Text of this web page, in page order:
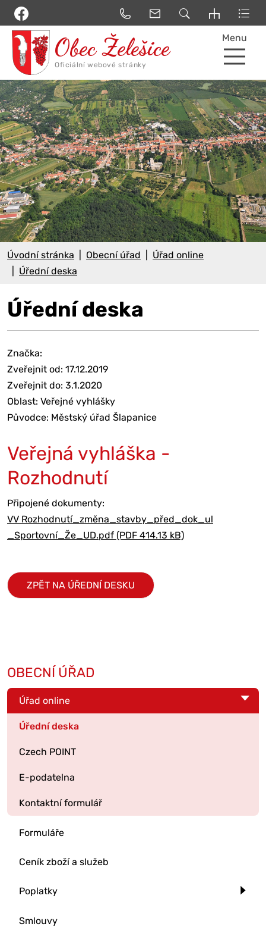
Menu
Úvodní stránka Obecní úřad
Úřad online
Úřední deska
Úřední deska
Značka:
Zveřejnit od: 17.12.2019
Zveřejnit do: 3.1.2020
Oblast: Veřejné vyhlášky
Původce: Městský úřad Šlapanice
Veřejná vyhláška -
Rozhodnutí
Připojené dokumenty:
VV Rozhodnutí_změna_stavby_před_dok_ul
_Sportovní_Že_UD.pdf (PDF 414.13 kB)
ZPĚT NA ÚŘEDNÍ DESKU
OBECNÍ ÚŘAD
Úřad online
Úřední deska
Czech POINT
E-podatelna
Kontaktní formulář
Formuláře
Ceník zboží a služeb
Poplatky
Smlouvy